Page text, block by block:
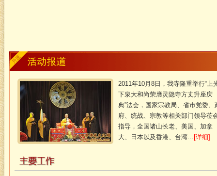
2011年10月8日，我寺隆重举行“上
下泉大和尚荣膺灵隐寺方丈升座庆
典”法会，国家宗教局、省市党委、
府、统战、宗教等相关部门领导莅
指导，全国诸山长老、美国、加拿
大、日本以及香港、台湾… [详细]